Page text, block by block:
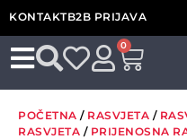
KONTAKTB2B PRIJAVA
0
POČETNA / RASVJETA /
RASVJETA / PRIJENOSNA